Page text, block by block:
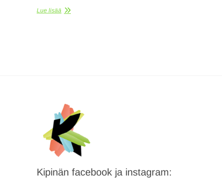
Lue lisää
Kipinän facebook ja instagram: